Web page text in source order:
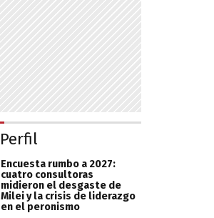
Encuesta rumbo a 2027:
cuatro consultoras
midieron el desgaste de
Milei y la crisis de liderazgo
en el peronismo